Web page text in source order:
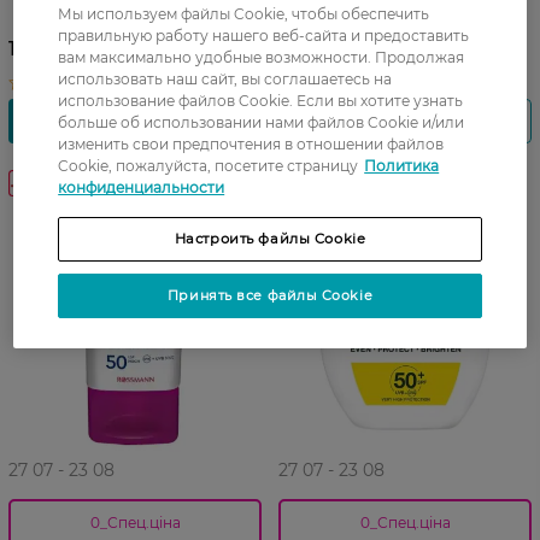
лица 40 мл
1 675,99 ГРН
мл
944,99 ГРН
-30%
27 07 - 23 08
0_Спец.ціна
27 07 - 23 08
0_Спец.ціна
Мы используем файлы Cookie, чтобы обеспечить
правильную работу нашего веб-сайта и предоставить
вам максимально удобные возможности. Продолжая
использовать наш сайт, вы соглашаетесь на
использование файлов Cookie. Если вы хотите узнать
больше об использовании нами файлов Cookie и/или
изменить свои предпочтения в отношении файлов
Cookie, пожалуйста, посетите страницу Политика
конфиденциальности
Настроить файлы Cookie
Принять все файлы Cookie